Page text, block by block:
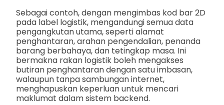
Sebagai contoh, dengan mengimbas kod bar 2D
pada label logistik, mengandungi semua data
pengangkutan utama, seperti alamat
penghantaran, arahan pengendalian, penanda
barang berbahaya, dan tetingkap masa. Ini
bermakna rakan logistik boleh mengakses
butiran penghantaran dengan satu imbasan,
walaupun tanpa sambungan internet,
menghapuskan keperluan untuk mencari
maklumat dalam sistem backend.